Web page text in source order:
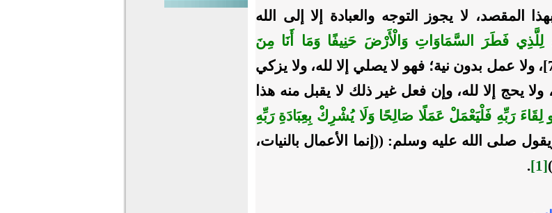
المقصد، لا يجوز التوجه والعبادة إلا إلى الله
فَطَرَ السَّمَاوَاتِ وَالْأَرْضَ حَنِيفًا وَمَا أَنَا مِنَ
﴾ [الأنعام: 79]، ولا عمل بدون نية؛ فهو لا يصلي إلا لله، ولا يزكي
ولا يحج إلا لله، وإن فعل غير ذلك لا يقبل منه هذا
رَبِّهِ فَلْيَعْمَلْ عَمَلًا صَالِحًا وَلَا يُشْرِكْ بِعِبَادَةِ رَبِّهِ
110]، ويقول صلى الله عليه وسلم: ((إنما الأعمال بالنيات،
[1]
.